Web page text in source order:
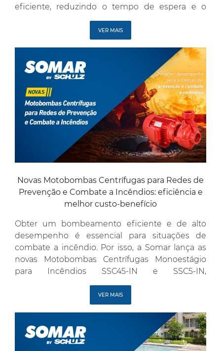
eficiente, reduzindo o tempo de espera e o
desperdício em pontos de uso como torneiras e
chuveiros. Indicadas para aplicações residenciais,
as bombas da linha BCAQS oferecem alta
VER MAIS
Novas Motobombas Centrífugas para Redes de
Prevenção e Combate a Incêndios: eficiência e
melhor custo-benefício
Obter um bombeamento eficiente e de alto
desempenho é essencial para situações de
combate a incêndio. Por isso, a Somar lança as
novas Motobombas Centrífugas Monoestágio
para Incêndios SSC45-IN e SSC5-IN,
desenvolvidas para garantir alta eficiência e o
melhor custo-benefício do mercado. Excelente
desempenho para grandes volumes de água Os
VER MAIS